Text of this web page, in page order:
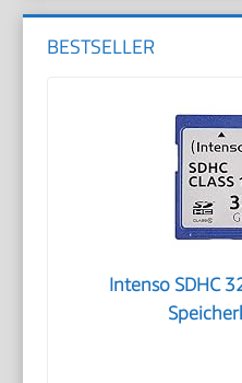
BESTSELLER
Intenso SDHC